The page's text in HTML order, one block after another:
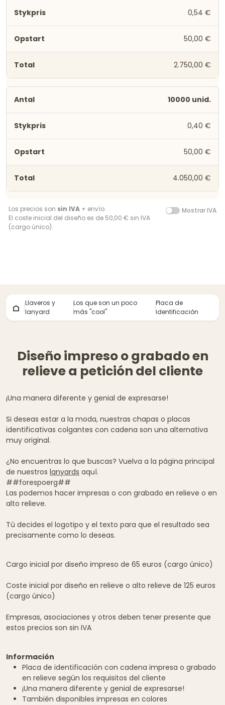
0,54 €
50,00 €
2.750,00 €
10000 unid.
0,40 €
50,00 €
4.050,00 €
Los precios son sin IVA + envío.
El coste inicial del diseño es de 50,00 € sin IVA
(cargo único).
Mostrar IVA
Llaveros y
lanyard
Los que son un poco
más ''cool''
Placa de
identificación
Diseño impreso o grabado en
relieve a petición del cliente
¡Una manera diferente y genial de expresarse!
Si deseas estar a la moda, nuestras chapas o placas
identificativas colgantes con cadena son una alternativa
muy original.
¿No encuentras lo que buscas? Vuelva a la página principal
de nuestros lanyards aquí.
##forespoerg##
Las podemos hacer impresas o con grabado en relieve o en
alto relieve.
Tú decides el logotipo y el texto para que el resultado sea
precisamente como lo deseas.
Cargo inicial por diseño impreso de 65 euros (cargo único)
Coste inicial por diseño en relieve o alto relieve de 125 euros
(cargo único)
Empresas, asociaciones y otros deben tener presente que
estos precios son sin IVA
Información
Placa de identificación con cadena impresa o grabado
en relieve según los requisitos del cliente
¡Una manera diferente y genial de expresarse!
También disponibles impresas en colores